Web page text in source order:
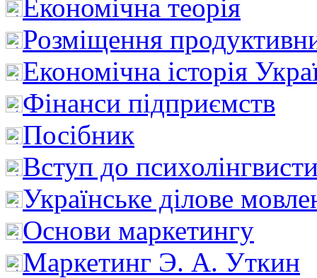
Економічна теорія
Розміщення
Економічна історія
Фінанси підприємств
Посібник
Вступ до
Українське ділове
Основи маркетингу
Маркетинг Э. А. Уткин